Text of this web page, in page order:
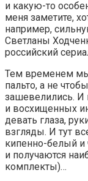
и какую-то
меня заметите,
например,
Светланы
российский
Тем временем
пальто, а не
зашевелились. И
и восхищенных
девать глаза,
взгляды. И тут
кипенно-белый и
и получаются
комплекты)…